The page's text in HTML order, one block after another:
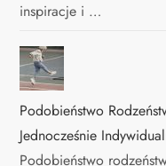
inspiracje i …
Podobieństwo
Jednocześnie
Podobieństwo